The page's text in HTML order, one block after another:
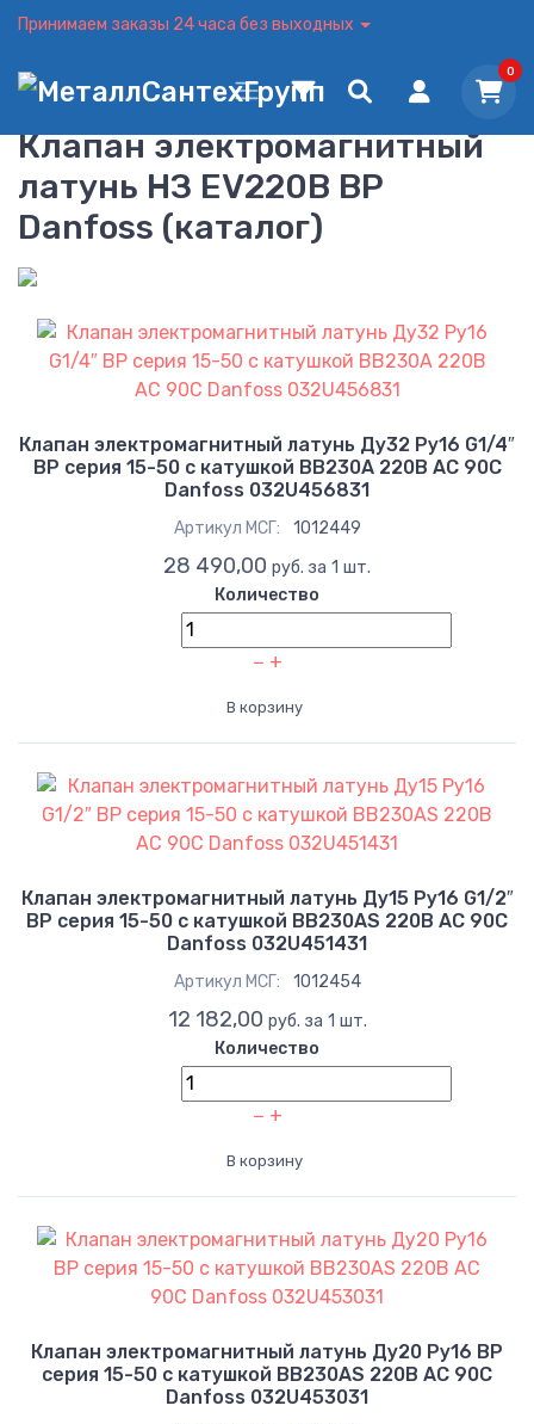
Принимаем заказы 24 часа без выходных
0
Клапан электромагнитный
латунь НЗ EV220B ВР
Danfoss (каталог)
Клапан электромагнитный латунь Ду32 Ру16 G1/4″
ВР серия 15-50 с катушкой BB230A 220В AC 90С
Danfoss 032U456831
Артикул МСГ: 1012449
28 490,00 руб. за 1 шт.
Количество
− +
В корзину
Клапан электромагнитный латунь Ду15 Ру16 G1/2″
ВР серия 15-50 с катушкой ВВ230AS 220В AC 90С
Danfoss 032U451431
Артикул МСГ: 1012454
12 182,00 руб. за 1 шт.
Количество
− +
В корзину
Клапан электромагнитный латунь Ду20 Ру16 ВР
серия 15-50 с катушкой ВВ230AS 220В AC 90С
Danfoss 032U453031